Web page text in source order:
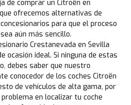
de comprar un Citroën en
ofrecemos alternativas de
para que el proceso
aún más sencillo.
Crestanevada en Sevilla
ocasión ideal. Si ninguna de estas
debes saber que nuestro
conocedor de los coches Citroën
de vehículos de alta gama, por
en localizar tu coche